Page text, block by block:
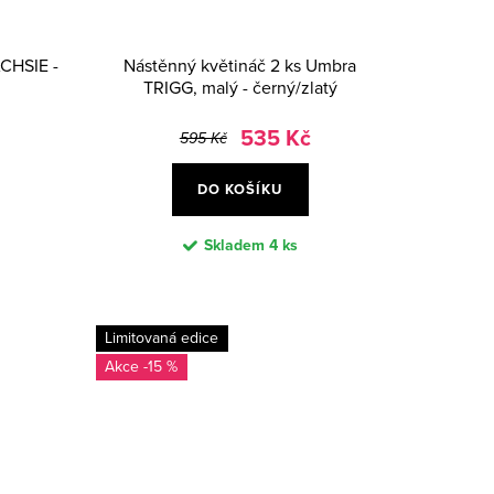
-
Nástěnný květináč 2 ks Umbra
TRIGG, malý - černý/zlatý
595 Kč 535 Kč
DO KOŠÍKU
Skladem 4 ks
Limitovaná edice
-15 %